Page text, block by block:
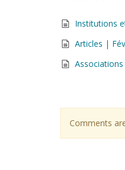
Institutions
Articles |
Comments